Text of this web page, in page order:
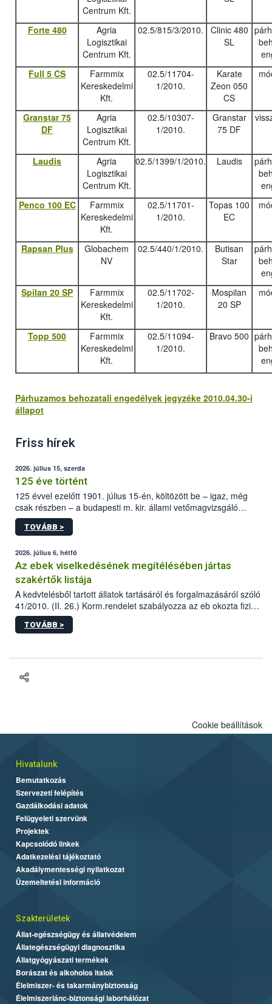
Centrum Kft.
Forte 480
Agria
Logisztikai
Centrum Kft.
02.5/815/3/2010.
Clinic 480
SL
Full 5 CS
Farmmix
Kereskedelmi
Kft.
02.5/11704-
1/2010.
Karate
Zeon 050
CS
Granstar 75
DF
Agria
Logisztikai
Centrum Kft.
02.5/10307-
1/2010.
Granstar
75 DF
Laudis
Agria
Logisztikai
Centrum Kft.
02.5/1399/1/2010. Laudis
Penco 100 EC
Farmmix
Kereskedelmi
Kft.
02.5/11701-
1/2010.
Topas 100
EC
Rapsan Plus
Globachem
NV
02.5/440/1/2010.
Butisan
Star
Spilan 20 SP
Farmmix
Kereskedelmi
Kft.
02.5/11702-
1/2010.
Mospilan
20 SP
Topp 500
Farmmix
Kereskedelmi
Kft.
02.5/11094-
1/2010.
Bravo 500
Párhuzamos behozatali engedélyek jegyzéke 2010.04.30-i
állapot
Friss hírek
2026. július 15, szerda
125 éve történt
125 évvel ezelőtt 1901. július 15-én, költözött be – igaz, még
csak részben – a budapesti m. kir. állami vetőmagvizsgáló
állomás a Kis Rókus utca 15. szám alatti, Czigler Győző által
tervezett új épületébe.
TOVÁBB >
2026. július 6, hétfő
Az ebek viselkedésének megítélésében jártas
szakértők listája
A kedvtelésből tartott állatok tartásáról és forgalmazásáról szóló
41/2010. (II. 26.) Korm.rendelet szabályozza az eb okozta fizikai
sérülés, illetve ennek veszélye keletkezésekor felmerülő
hatósági feladatokat, valamint a veszélyes eb tartását és annak
TOVÁBB >
Cookie beállítások
Hivatalunk
Bemutatkozás
Szervezeti felépítés
Gazdálkodási adatok
Felügyeleti szervünk
Projektek
Kapcsolódó linkek
Adatkezelési tájékoztató
Akadálymentességi nyilatkozat
Üzemeltetési információ
Szakterületek
Állat-egészségügy és állatvédelem
Állategészségügyi diagnosztika
Állatgyógyászati termékek
Borászat és alkoholos italok
Élelmiszer- és takarmánybiztonság
Élelmiszerlánc-biztonsági laborhálózat